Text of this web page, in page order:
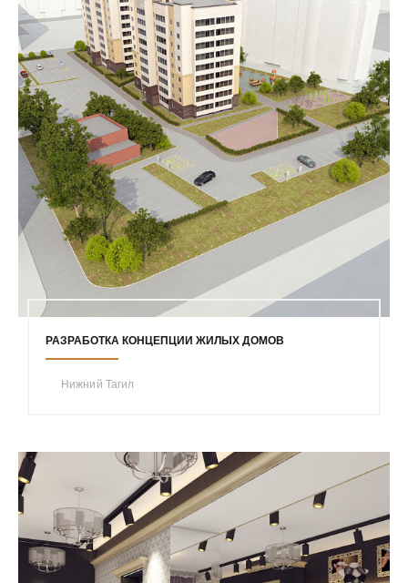
РАЗРАБОТКА КОНЦЕПЦИИ ЖИЛЫХ ДОМОВ
Нижний Тагил